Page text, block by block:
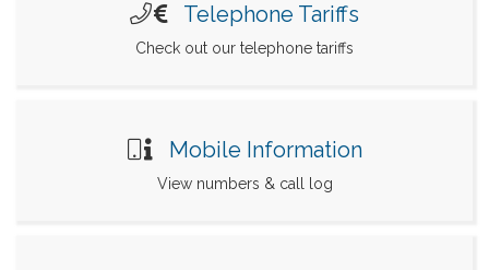
Telephone Tariffs
Check out our telephone tariffs
Mobile Information
View numbers & call log